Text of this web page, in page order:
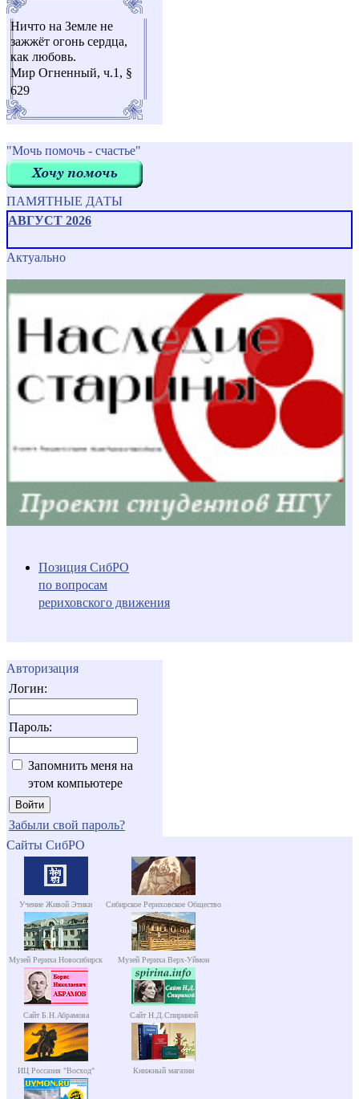
Ничто на Земле не
зажжёт огонь сердца,
как любовь.
Мир Огненный, ч.1, §
629
"Мочь помочь - счастье"
ПАМЯТНЫЕ ДАТЫ
АВГУСТ 2026
Актуально
Позиция СибРО
по вопросам
рериховского движения
Авторизация
Логин:
Пароль:
Запомнить меня на
этом компьютере
Забыли свой пароль?
Сайты СибРО
Учение Живой Этики Сибирское Рериховское Общество
Музей Рериха Новосибирск Музей Рериха Верх-Уймон
Сайт Б.Н.Абрамова Сайт Н.Д.Спириной
ИЦ Россазия "Восход" Книжный магазин